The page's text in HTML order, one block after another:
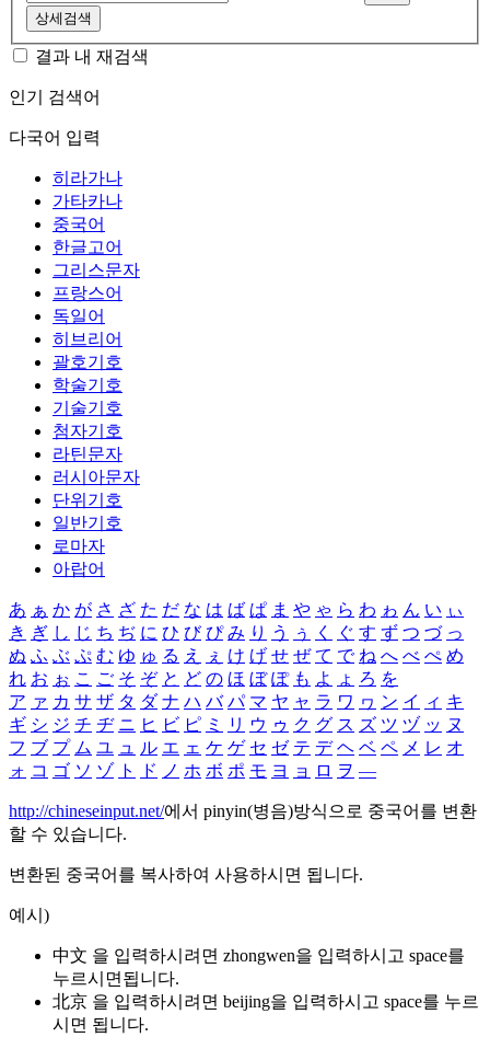
상세검색
결과 내 재검색
인기 검색어
다국어 입력
히라가나
가타카나
중국어
한글고어
그리스문자
프랑스어
독일어
히브리어
괄호기호
학술기호
기술기호
첨자기호
라틴문자
러시아문자
단위기호
일반기호
로마자
아랍어
あ ぁ か が さ ざ た だ な は ば ぱ ま や ゃ ら わ ゎ ん い ぃ
き ぎ し じ ち ぢ に ひ び ぴ み り う ぅ く ぐ す ず つ づ っ
ぬ ふ ぶ ぷ む ゆ ゅ る え ぇ け げ せ ぜ て で ね へ べ ぺ め
れ お ぉ こ ご そ ぞ と ど の ほ ぼ ぽ も よ ょ ろ を
ア ァ カ サ ザ タ ダ ナ ハ バ パ マ ヤ ャ ラ ワ ヮ ン イ ィ キ
ギ シ ジ チ ヂ ニ ヒ ビ ピ ミ リ ウ ゥ ク グ ス ズ ツ ヅ ッ ヌ
フ ブ プ ム ユ ュ ル エ ェ ケ ゲ セ ゼ テ デ ヘ ベ ペ メ レ オ
ォ コ ゴ ソ ゾ ト ド ノ ホ ボ ポ モ ヨ ョ ロ ヲ ―
http://chineseinput.net/에서 pinyin(병음)방식으로 중국어를 변환
할 수 있습니다.
변환된 중국어를 복사하여 사용하시면 됩니다.
예시)
中文 을 입력하시려면 zhongwen을 입력하시고 space를
누르시면됩니다.
北京 을 입력하시려면 beijing을 입력하시고 space를 누르
시면 됩니다.